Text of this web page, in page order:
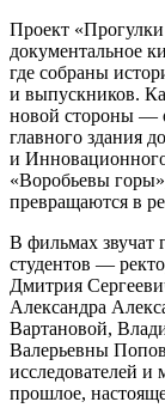
Проект «Прогулки
документальное
где собраны
и выпускников.
новой стороны —
главного здания
и
«Воробьевы
превращаются в
В фильмах звучат
студентов —
Дмитрия
Александра
Вартановой,
Валерьевны
исследователей
прошлое,